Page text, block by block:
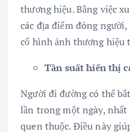
thương hiệu. Bằng việc
các địa điểm đông
cố hình ảnh thương
Tần suất hiển thị
Người đi đường có thể
lần trong một ngày,
quen thuộc. Điều này